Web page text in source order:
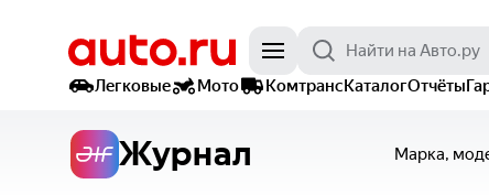
Легковые
Мото КомтрансКаталогОтчёты
Журнал Марка,